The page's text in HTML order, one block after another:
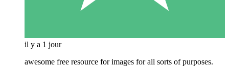
il y a 1 jour
awesome free resource for images for all sorts of purposes.